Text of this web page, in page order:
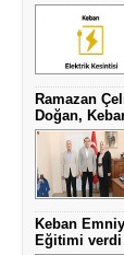
Ramazan
Doğan,
Keban
Eğitimi verdi